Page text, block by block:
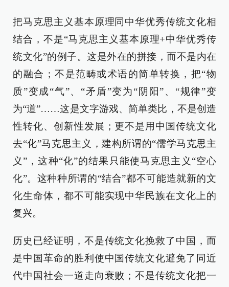
把马克思主义基本原理同中华优秀传统文化相
结合，不是“马克思主义基本原理+中华优秀传
统文化”的例子。这是外在的拼接，而不是内在
的融合；不是范畴或术语的简单转换，把“物
质”变成“气”、“矛盾”变为“阴阳”、“规律”变
为“道”……这是文字游戏、简单类比，不是创造
性转化、创新性发展；更不是用中国传统文化
去“化”马克思主义，建构所谓的“儒学马克思主
义”，这种“化”的结果只能使马克思主义“空心
化”。这种种所谓的“结合”都不可能造就新的文
化生命体，都不可能实现中华民族在文化上的
复兴。
历史已经证明，不是传统文化挽救了中国，而
是中国革命的胜利使中国传统文化避免了同近
代中国社会一道走向衰败；不是传统文化把一